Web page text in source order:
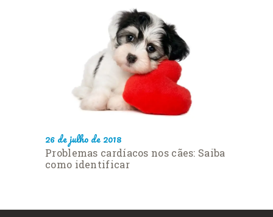
26 de julho de 2018
Problemas cardíacos nos cães: Saiba
como identificar